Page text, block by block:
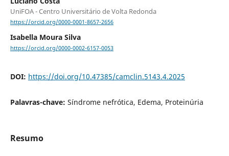
UniFOA - Centro Universitário de Volta Redonda
https://orcid.org/0000-0001-8657-2656
Isabella Moura Silva
https://orcid.org/0000-0002-6157-0053
DOI: https://doi.org/10.47385/camclin.5143.4.2025
Palavras-chave: Síndrome nefrótica, Edema, Proteinúria
Resumo